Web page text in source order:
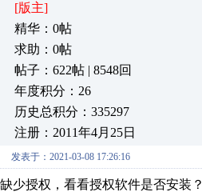
[版主]
精华：0帖
求助：0帖
帖子：622帖 | 8548回
年度积分：26
历史总积分：335297
注册：2011年4月25日
发表于：2021-03-08 17:26:16
缺少授权，看看授权软件是否安装？